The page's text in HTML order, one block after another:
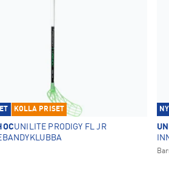
KOLLA PRISET
UNILITE PRODIGY FL JR